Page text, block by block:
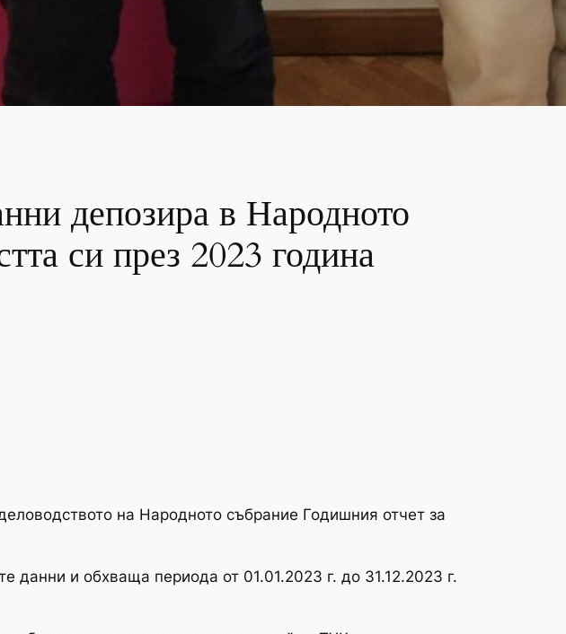
депозира в Народното
си през 2023 година
на Народното събрание Годишния отчет за
данни и обхваща периода от 01.01.2023 г. до 31.12.2023 г.